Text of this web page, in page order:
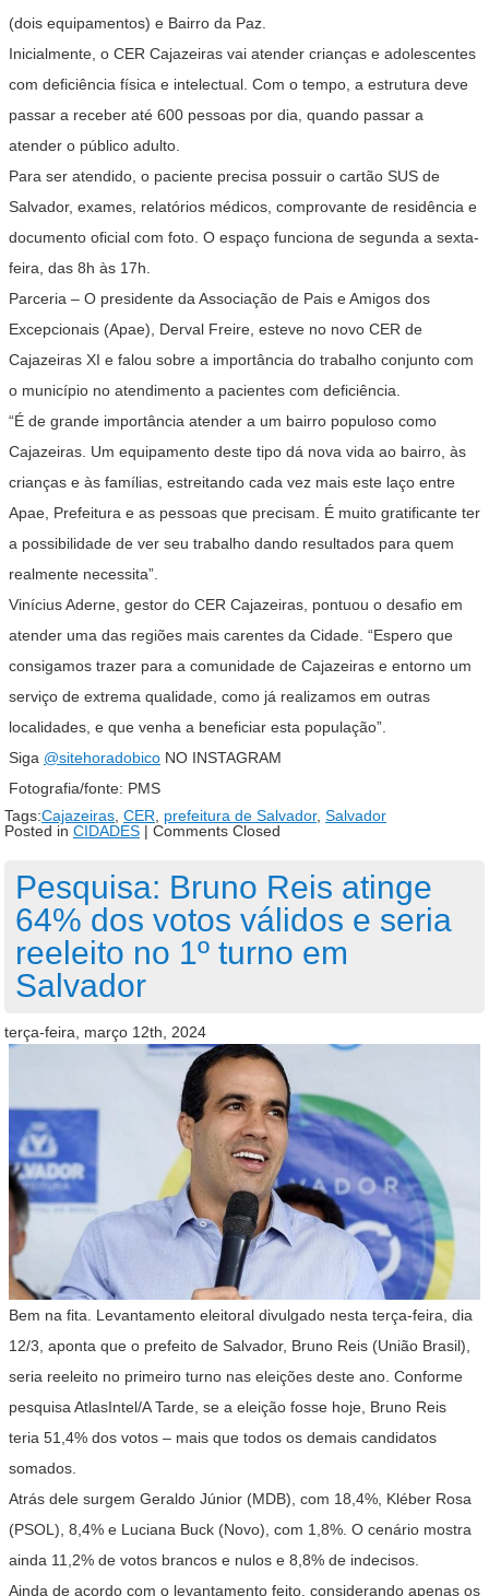
(dois equipamentos) e Bairro da Paz.
Inicialmente, o CER Cajazeiras vai atender crianças e adolescentes
com deficiência física e intelectual. Com o tempo, a estrutura deve
passar a receber até 600 pessoas por dia, quando passar a
atender o público adulto.
Para ser atendido, o paciente precisa possuir o cartão SUS de
Salvador, exames, relatórios médicos, comprovante de residência e
documento oficial com foto. O espaço funciona de segunda a sexta-
feira, das 8h às 17h.
Parceria – O presidente da Associação de Pais e Amigos dos
Excepcionais (Apae), Derval Freire, esteve no novo CER de
Cajazeiras XI e falou sobre a importância do trabalho conjunto com
o município no atendimento a pacientes com deficiência.
“É de grande importância atender a um bairro populoso como
Cajazeiras. Um equipamento deste tipo dá nova vida ao bairro, às
crianças e às famílias, estreitando cada vez mais este laço entre
Apae, Prefeitura e as pessoas que precisam. É muito gratificante ter
a possibilidade de ver seu trabalho dando resultados para quem
realmente necessita”.
Vinícius Aderne, gestor do CER Cajazeiras, pontuou o desafio em
atender uma das regiões mais carentes da Cidade. “Espero que
consigamos trazer para a comunidade de Cajazeiras e entorno um
serviço de extrema qualidade, como já realizamos em outras
localidades, e que venha a beneficiar esta população”.
Siga @sitehoradobico NO INSTAGRAM
Fotografia/fonte: PMS
Tags:Cajazeiras CER prefeitura de Salvador, Salvador
Posted in CIDADES | Comments Closed
Pesquisa: Bruno Reis atinge
64% dos votos válidos e seria
reeleito no 1º turno em
Salvador
terça-feira, março 12th, 2024
Bem na fita. Levantamento eleitoral divulgado nesta terça-feira, dia
12/3, aponta que o prefeito de Salvador, Bruno Reis (União Brasil),
seria reeleito no primeiro turno nas eleições deste ano. Conforme
pesquisa AtlasIntel/A Tarde, se a eleição fosse hoje, Bruno Reis
teria 51,4% dos votos – mais que todos os demais candidatos
somados.
Atrás dele surgem Geraldo Júnior (MDB), com 18,4%, Kléber Rosa
(PSOL), 8,4% e Luciana Buck (Novo), com 1,8%. O cenário mostra
ainda 11,2% de votos brancos e nulos e 8,8% de indecisos.
Ainda de acordo com o levantamento feito, considerando apenas os